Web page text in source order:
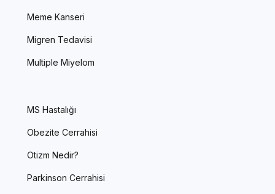
Meme Kanseri
Migren Tedavisi
Multiple Miyelom
MS Hastalığı
Obezite Cerrahisi
Otizm Nedir?
Parkinson Cerrahisi